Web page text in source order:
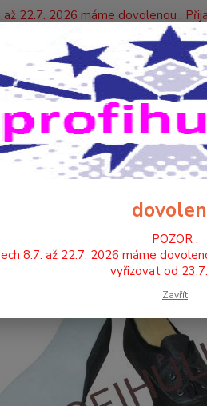
až 22.7. 2026 máme dovolenou .
BOTY , PIŠKOTKY TANEČNÍ
BOTY -
POZOR :
8.7. až 22.7. 2026 máme
vyřizovat od
Zavřít